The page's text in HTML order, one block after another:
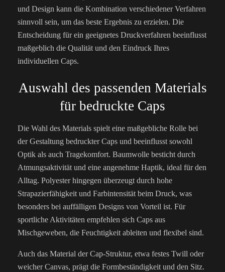
und Design kann die Kombination verschiedener Verfahren
sinnvoll sein, um das beste Ergebnis zu erzielen. Die
Entscheidung für ein geeignetes Druckverfahren beeinflusst
maßgeblich die Qualität und den Eindruck Ihres
individuellen Caps.
Auswahl des passenden Materials
für bedruckte Caps
Die Wahl des Materials spielt eine maßgebliche Rolle bei
der Gestaltung bedruckter Caps und beeinflusst sowohl
Optik als auch Tragekomfort. Baumwolle besticht durch
Atmungsaktivität und eine angenehme Haptik, ideal für den
Alltag. Polyester hingegen überzeugt durch hohe
Strapazierfähigkeit und Farbintensität beim Druck, was
besonders bei auffälligen Designs von Vorteil ist. Für
sportliche Aktivitäten empfehlen sich Caps aus
Mischgeweben, die Feuchtigkeit ableiten und flexibel sind.
Auch das Material der Cap-Struktur, etwa festes Twill oder
weicher Canvas, prägt die Formbeständigkeit und den Sitz.